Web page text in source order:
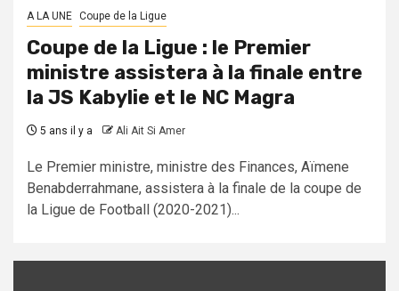
A LA UNE Coupe de la Ligue
Coupe de la Ligue : le Premier
ministre assistera à la finale entre
la JS Kabylie et le NC Magra
5 ans il y a Ali Ait Si Amer
Le Premier ministre, ministre des Finances, Aïmene
Benabderrahmane, assistera à la finale de la coupe de
la Ligue de Football (2020-2021)...